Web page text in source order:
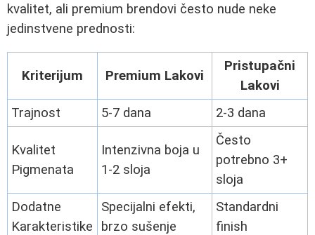
kvalitet, ali premium brendovi često nude neke
jedinstvene prednosti:
Kriterijum Premium Lakovi
Pristupačni
Lakovi
Trajnost
5-7 dana 2-3 dana
Kvalitet
Pigmenata
Intenzivna boja u
1-2 sloja
Često
potrebno 3+
sloja
Dodatne
Karakteristike
Specijalni efekti,
brzo sušenje
Standardni
finish